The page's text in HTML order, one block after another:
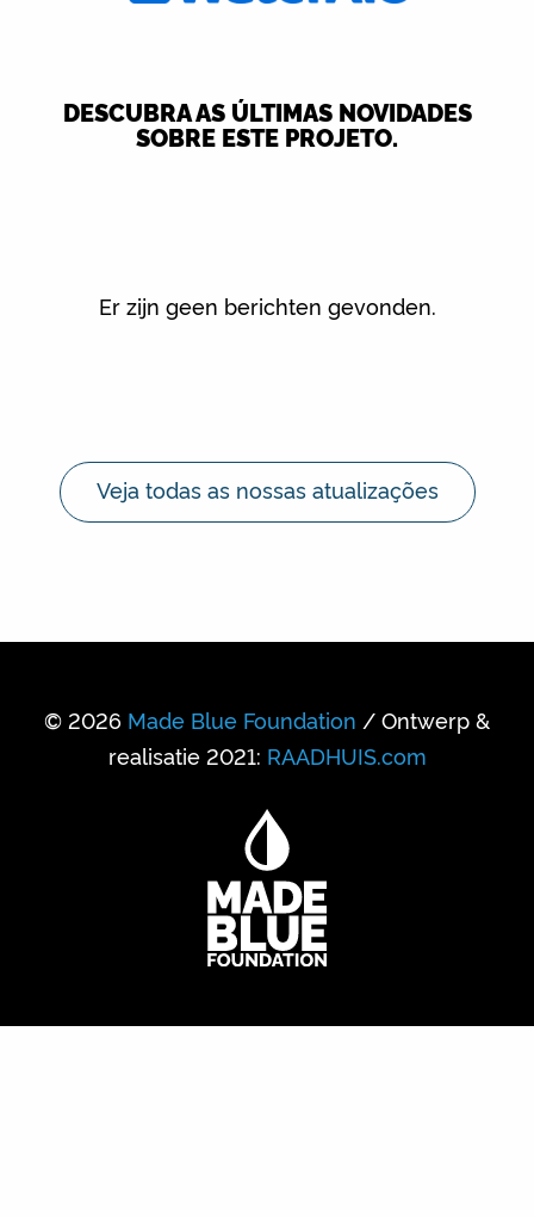
DESCUBRA AS ÚLTIMAS NOVIDADES
SOBRE ESTE PROJETO.
Er zijn geen berichten gevonden.
Veja todas as nossas atualizações
© 2026 Made Blue Foundation / Ontwerp &
realisatie 2021: RAADHUIS.com